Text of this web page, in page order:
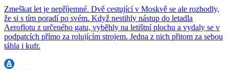
Zmeškat let je nepříjemné. Dvě cestující v Moskvě se ale rozhodly,
že si s tím poradí po svém. Když nestihly nástup do letadla
Aeroflotu z určeného gatu, vyběhly na letištní plochu a vydaly se v
podpatcích přímo za rolujícím strojem. Jedna z nich přitom za sebou
táhla i kufr.